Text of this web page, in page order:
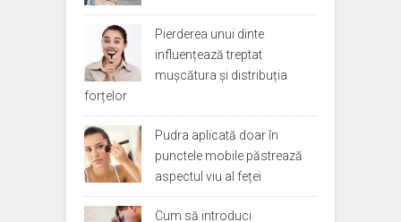
Pierderea unui dinte
influențează treptat
mușcătura și distribuția
forțelor
Pudra aplicată doar în
punctele mobile păstrează
aspectul viu al feței
Cum să introduci